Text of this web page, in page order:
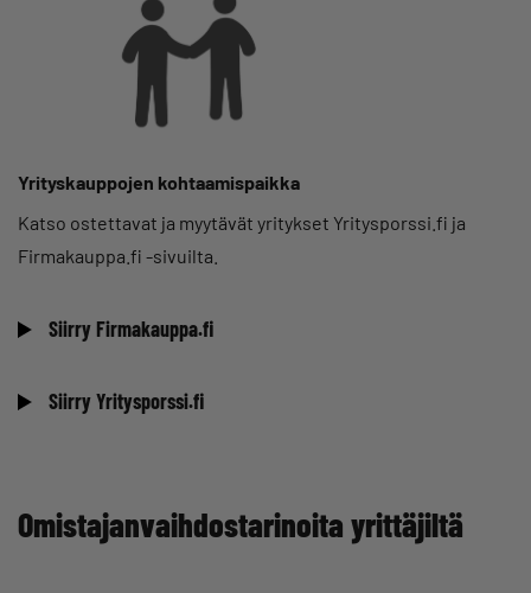
Yrityskauppojen kohtaamispaikka
Katso ostettavat ja myytävät yritykset Yritysporssi.fi ja
Firmakauppa.fi -sivuilta.
Siirry Firmakauppa.fi
Siirry Yritysporssi.fi
Omistajanvaihdostarinoita yrittäjiltä